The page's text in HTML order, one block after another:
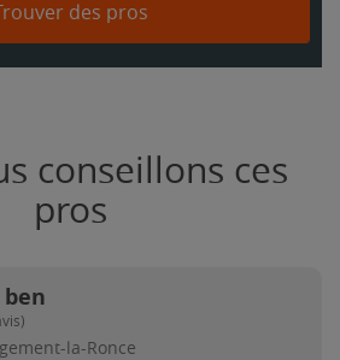
des pros
conseillons ces
pros
la-Ronce